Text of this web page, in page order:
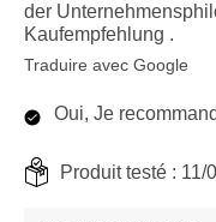
der
Kaufempfehlung .
Traduire avec Google
Oui, Je
Produit testé : 11/